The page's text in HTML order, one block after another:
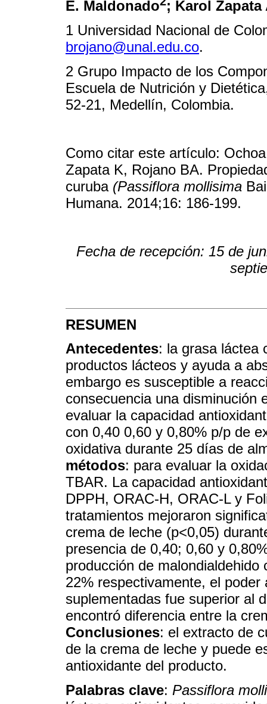
E. Maldonado ; Karol Zapata
1 Universidad Nacional de
brojano@unal.edu.co.
2 Grupo Impacto de los
Escuela de Nutrición y
52-21, Medellín, Colombia.
Como citar este artículo:
Zapata K, Rojano BA.
curuba (Passiflora mollisima
Humana. 2014;16: 186-199.
Fecha de recepción: 15 de
RESUMEN
Antecedentes: la grasa láctea
productos lácteos y ayuda a
embargo es susceptible a
consecuencia una
evaluar la capacidad
con 0,40 0,60 y 0,80% p/p de
oxidativa durante 25 días de
métodos: para evaluar la
TBAR. La capacidad
DPPH, ORAC-H, ORAC-L y
tratamientos mejoraron
crema de leche (p<0,05)
presencia de 0,40; 0,60 y
producción de
22% respectivamente, el
suplementadas fue superior al
encontró diferencia entre la
Conclusiones: el extracto de
de la crema de leche y puede
antioxidante del producto.
Palabras clave: Passiflora